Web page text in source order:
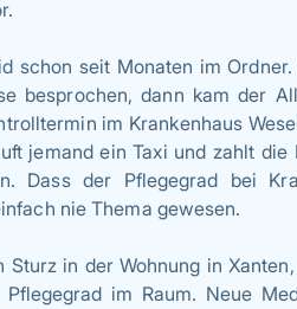
schon seit Monaten im
besprochen, dann kam der
im Krankenhaus
jemand ein Taxi und zahlt die
der Pflegegrad bei
nie Thema gewesen.
in der Wohnung in
im Raum. Neue